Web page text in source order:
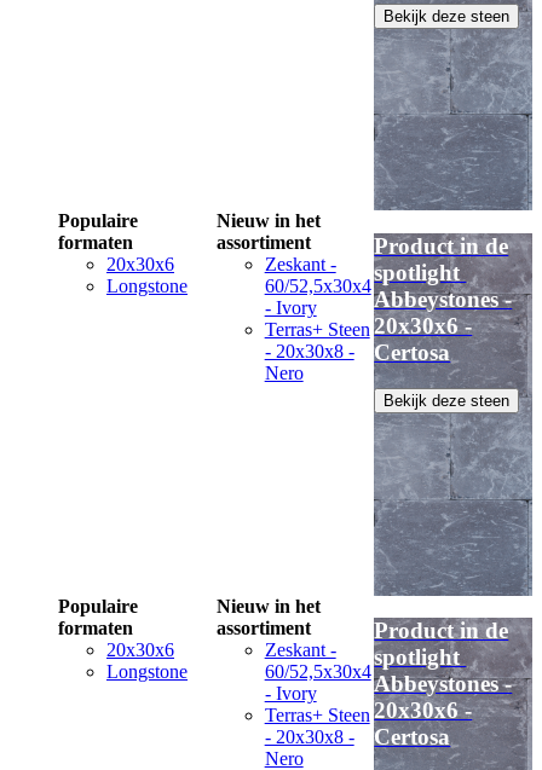
Bekijk deze steen
Populaire
formaten
20x30x6
Longstone
Nieuw in het
assortiment
Zeskant -
60/52,5x30x4
- Ivory
Terras+ Steen
- 20x30x8 -
Nero
Product in de
spotlight
Abbeystones -
20x30x6 -
Certosa
Bekijk deze steen
Populaire
formaten
20x30x6
Longstone
Nieuw in het
assortiment
Zeskant -
60/52,5x30x4
- Ivory
Terras+ Steen
- 20x30x8 -
Nero
Product in de
spotlight
Abbeystones -
20x30x6 -
Certosa